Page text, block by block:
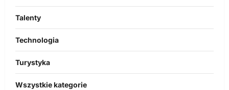
Talenty
Technologia
Turystyka
Wszystkie kategorie